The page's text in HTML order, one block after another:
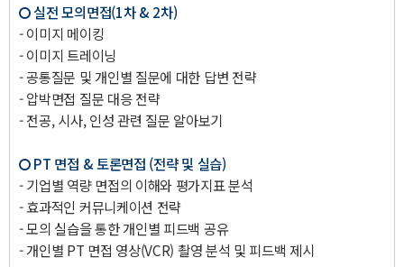
실전 모의면접(1차 & 2차)
- 이미지 메이킹
- 이미지 트레이닝
- 공통질문 및 개인별 질문에 대한 답변 전략
- 압박면접 질문 대응 전략
- 전공, 시사, 인성 관련 질문 알아보기
PT 면접 & 토론면접 (전략 및 실습)
- 기업별 역량 면접의 이해와 평가지표 분석
- 효과적인 커뮤니케이션 전략
- 모의 실습을 통한 개인별 피드백 공유
- 개인별 PT 면접 영상(VCR) 촬영 분석 및 피드백 제시